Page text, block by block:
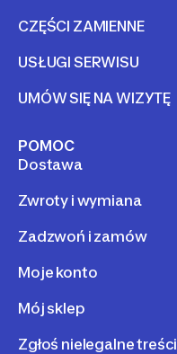
CZĘŚCI ZAMIENNE
USŁUGI SERWISU
UMÓW SIĘ NA WIZYTĘ
POMOC
Dostawa
Zwroty i wymiana
Zadzwoń i zamów
Moje konto
Mój sklep
Zgłoś nielegalne treści